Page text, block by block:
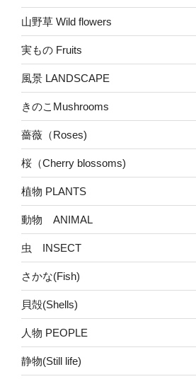
山野草 Wild flowers
実もの Fruits
風景 LANDSCAPE
きのこMushrooms
薔薇（Roses)
桜（Cherry blossoms)
植物 PLANTS
動物 ANIMAL
虫 INSECT
さかな(Fish)
貝殻(Shells)
人物 PEOPLE
静物(Still life)